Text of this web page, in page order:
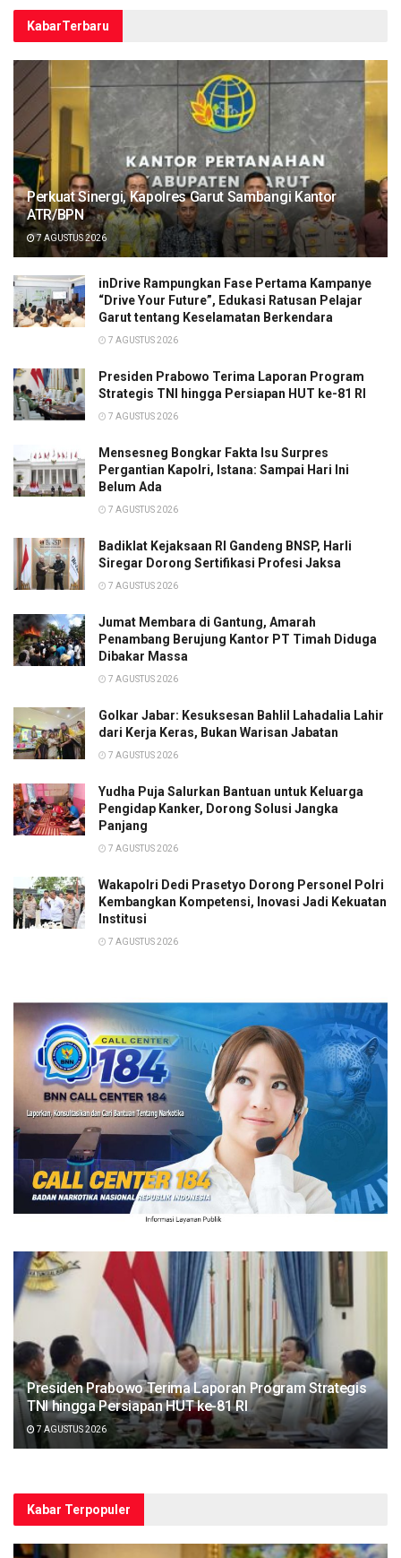
KabarTerbaru
Perkuat Sinergi, Kapolres Garut Sambangi Kantor
ATR/BPN
7 AGUSTUS 2026
inDrive Rampungkan Fase Pertama Kampanye
“Drive Your Future”, Edukasi Ratusan Pelajar
Garut tentang Keselamatan Berkendara
7 AGUSTUS 2026
Presiden Prabowo Terima Laporan Program
Strategis TNI hingga Persiapan HUT ke-81 RI
7 AGUSTUS 2026
Mensesneg Bongkar Fakta Isu Surpres
Pergantian Kapolri, Istana: Sampai Hari Ini
Belum Ada
7 AGUSTUS 2026
Badiklat Kejaksaan RI Gandeng BNSP, Harli
Siregar Dorong Sertifikasi Profesi Jaksa
7 AGUSTUS 2026
Jumat Membara di Gantung, Amarah
Penambang Berujung Kantor PT Timah Diduga
Dibakar Massa
7 AGUSTUS 2026
Golkar Jabar: Kesuksesan Bahlil Lahadalia Lahir
dari Kerja Keras, Bukan Warisan Jabatan
7 AGUSTUS 2026
Yudha Puja Salurkan Bantuan untuk Keluarga
Pengidap Kanker, Dorong Solusi Jangka
Panjang
7 AGUSTUS 2026
Wakapolri Dedi Prasetyo Dorong Personel Polri
Kembangkan Kompetensi, Inovasi Jadi Kekuatan
Institusi
7 AGUSTUS 2026
Presiden Prabowo Terima Laporan Program Strategis
TNI hingga Persiapan HUT ke-81 RI
7 AGUSTUS 2026
Kabar Terpopuler